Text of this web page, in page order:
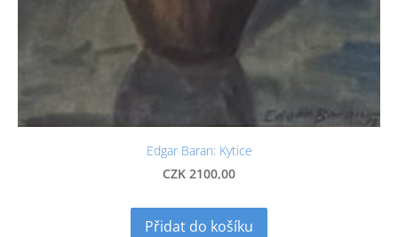
Edgar Baran: Kytice
CZK 2100,00
Přidat do košíku